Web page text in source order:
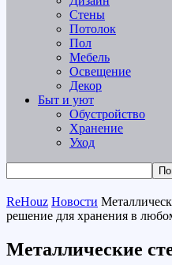
Стены
Потолок
Пол
Мебель
Освещение
Декор
Быт и уют
Обустройство
Хранение
Уход
ReHouz Новости
решение для хранения в
Металлические